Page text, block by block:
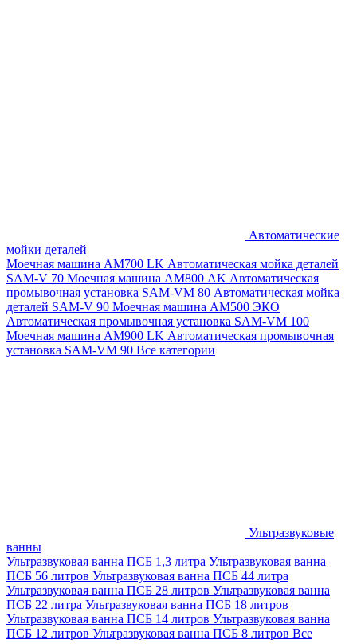
Автоматические
мойки деталей
Моечная машина AM700 LK Автоматическая мойка деталей
SAM-V 70 Моечная машина АМ800 AK Автоматическая
промывочная установка SAM-VM 80 Автоматическая мойка
деталей SAM-V 90 Моечная машина АМ500 ЭКО
Автоматическая промывочная установка SAM-VM 100
Моечная машина AM900 LK Автоматическая промывочная
установка SAM-VM 90 Все категории
Ультразвуковые
ванны
Ультразвуковая ванна ПСБ 1,3 литра Ультразвуковая ванна
ПСБ 56 литров Ультразвуковая ванна ПСБ 44 литра
Ультразвуковая ванна ПСБ 28 литров Ультразвуковая ванна
ПСБ 22 литра Ультразвуковая ванна ПСБ 18 литров
Ультразвуковая ванна ПСБ 14 литров Ультразвуковая ванна
ПСБ 12 литров Ультразвуковая ванна ПСБ 8 литров Все